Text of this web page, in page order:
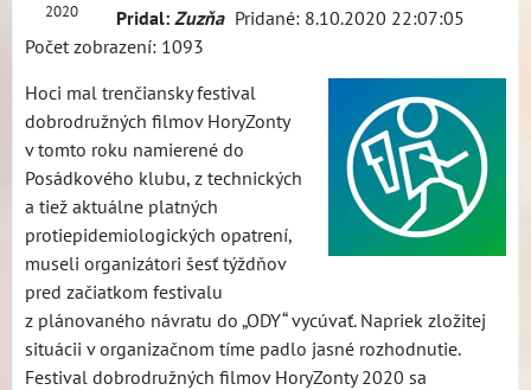
2020
Pridal: Zuzňa Pridané: 8.10.2020 22:07:05
Počet zobrazení: 1093
Hoci mal trenčiansky festival
dobrodružných filmov HoryZonty
v tomto roku namierené do
Posádkového klubu, z technických
a tiež aktuálne platných
protiepidemiologických opatrení,
museli organizátori šesť týždňov
pred začiatkom festivalu
z plánovaného návratu do „ODY“ vycúvať. Napriek zložitej
situácii v organizačnom tíme padlo jasné rozhodnutie.
Festival dobrodružných filmov HoryZonty 2020 sa